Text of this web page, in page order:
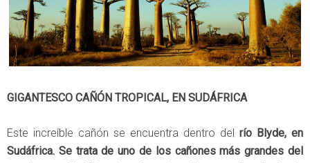
GIGANTESCO CAÑÓN TROPICAL, EN SUDÁFRICA
Este increíble cañón se encuentra dentro del río Blyde, en
Sudáfrica. Se trata de uno de los cañones más grandes del